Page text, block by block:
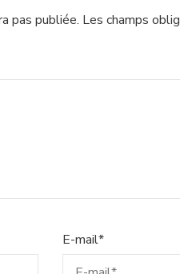
pas publiée. Les champs
E-mail*